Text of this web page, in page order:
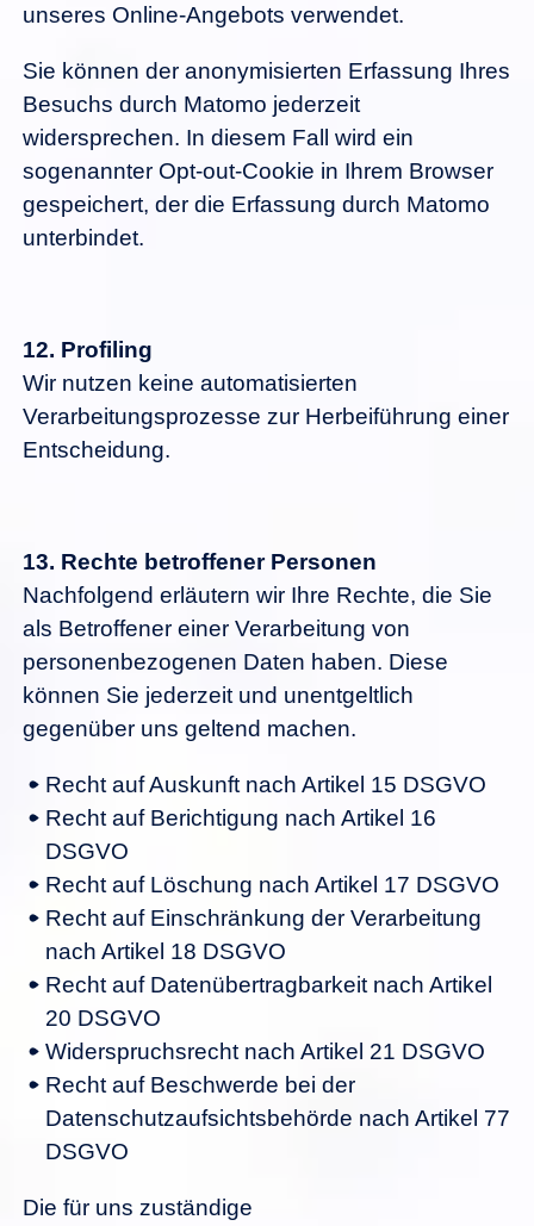
unseres Online-Angebots verwendet.
Sie können der anonymisierten Erfassung Ihres
Besuchs durch Matomo jederzeit
widersprechen. In diesem Fall wird ein
sogenannter Opt-out-Cookie in Ihrem Browser
gespeichert, der die Erfassung durch Matomo
unterbindet.
12. Profiling
Wir nutzen keine automatisierten
Verarbeitungsprozesse zur Herbeiführung einer
Entscheidung.
13. Rechte betroffener Personen
Nachfolgend erläutern wir Ihre Rechte, die Sie
als Betroffener einer Verarbeitung von
personenbezogenen Daten haben. Diese
können Sie jederzeit und unentgeltlich
gegenüber uns geltend machen.
Recht auf Auskunft nach Artikel 15 DSGVO
Recht auf Berichtigung nach Artikel 16
DSGVO
Recht auf Löschung nach Artikel 17 DSGVO
Recht auf Einschränkung der Verarbeitung
nach Artikel 18 DSGVO
Recht auf Datenübertragbarkeit nach Artikel
20 DSGVO
Widerspruchsrecht nach Artikel 21 DSGVO
Recht auf Beschwerde bei der
Datenschutzaufsichtsbehörde nach Artikel 77
DSGVO
Die für uns zuständige